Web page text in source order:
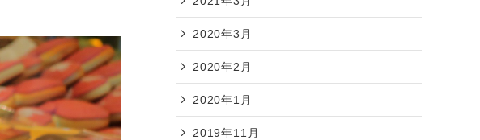
2020年3月
2020年2月
2020年1月
2019年11月